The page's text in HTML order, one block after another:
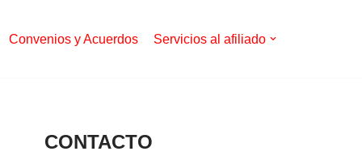
Convenios y Acuerdos Servicios al afiliado
CONTACTO